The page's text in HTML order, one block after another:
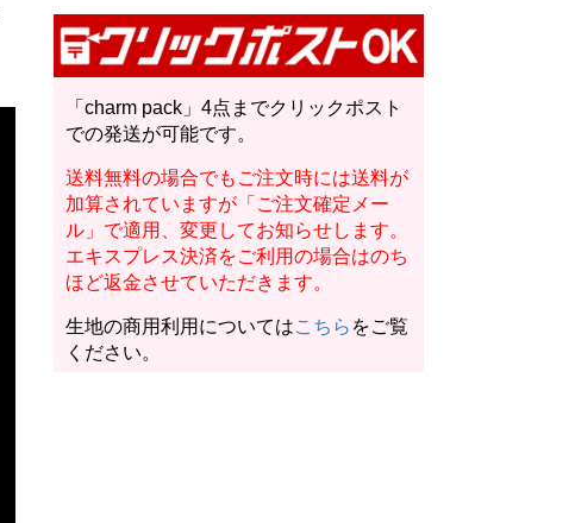
「charm pack」4点までクリックポスト
での発送が可能です。
送料無料の場合でもご注文時には送料が
加算されていますが「ご注文確定メー
ル」で適用、変更してお知らせします。
エキスプレス決済をご利用の場合はのち
ほど返金させていただきます。
生地の商用利用についてはこちら をご覧
ください。